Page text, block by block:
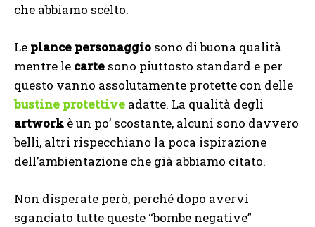
che abbiamo scelto.
Le plance personaggio sono di buona qualità
mentre le carte sono piuttosto standard e per
questo vanno assolutamente protette con delle
bustine protettive adatte. La qualità degli
artwork è un po’ scostante, alcuni sono davvero
belli, altri rispecchiano la poca ispirazione
dell’ambientazione che già abbiamo citato.
Non disperate però, perché dopo avervi
sganciato tutte queste “bombe negative”